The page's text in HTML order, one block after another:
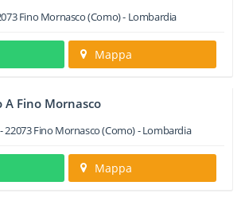
Fino Mornasco(Como) - Lombardia
Mappa
A Fino Mornasco
22073Fino Mornasco(Como) -Lombardia
Mappa